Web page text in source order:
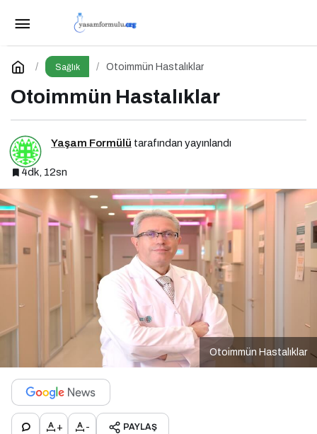
Sağlık Otoimmün Hastalıklar
Otoimmün Hastalıklar
Yaşam Formülü tarafından yayınlandı
4dk, 12sn
Otoimmün Hastalıklar
+ - PAYLAŞ
Bağırsaklar: Zihinsel ve Fiziksel Sağlığımızın
Gizli Yöneticisi!
Yorum Yap